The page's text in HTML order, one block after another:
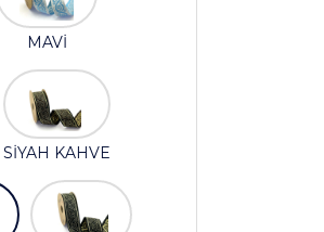
MAVİ
SİYAH KAHVE